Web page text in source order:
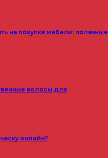
на покупке мебели: полезные
волосы для
онлайн?